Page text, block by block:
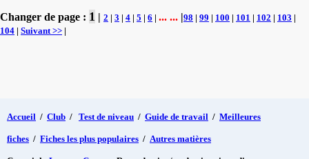
Changer de page : 1 | 2 | 3 | 4 | 5 | 6 | ... ... |98 | 99 | 100 | 101 | 102 | 103 |
104 | Suivant >> |
Accueil / Club / Test de niveau / Guide de travail / Meilleures
fiches / Fiches les plus populaires / Autres matières